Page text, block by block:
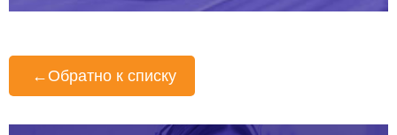
← Обратно к списку